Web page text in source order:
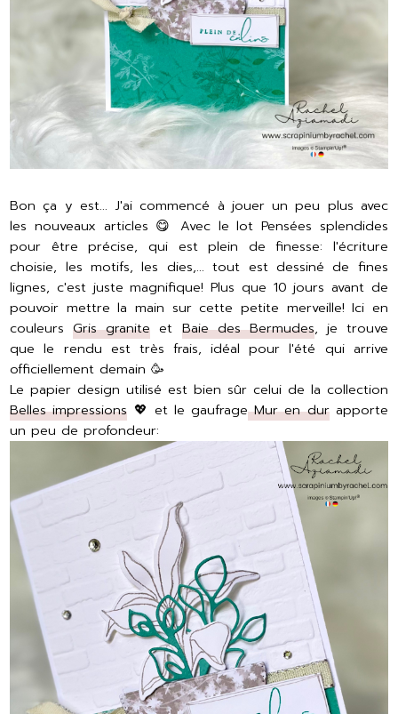
Bon ça y est... J'ai commencé à jouer un peu plus avec
les nouveaux articles 😋 Avec le lot Pensées splendides
pour être précise, qui est plein de finesse: l'écriture
choisie, les motifs, les dies,... tout est dessiné de fines
lignes, c'est juste magnifique! Plus que 10 jours avant de
pouvoir mettre la main sur cette petite merveille! Ici en
couleursGris granite et Baie des Bermudes, je trouve
que le rendu est très frais, idéal pour l'été qui arrive
officiellement demain 🥳
Le papier design utilisé est bien sûr celui de la collection
Belles impressions 💖 et le gaufrageMur en durapporte
un peu de profondeur: